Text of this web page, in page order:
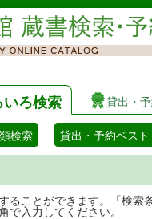
いろ検索 貸出・
検索 貸出・予約ベスト
ることができます。「検
で入力してください。